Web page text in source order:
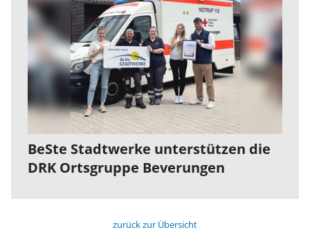
BeSte Stadtwerke unterstützen die
DRK Ortsgruppe Beverungen
zurück zur Übersicht